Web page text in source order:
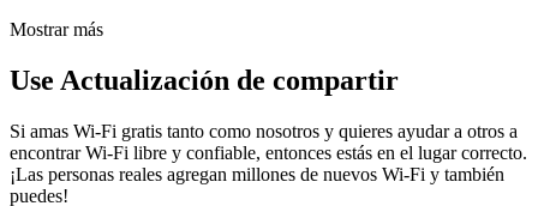
Mostrar más
Use Actualización de compartir
Si amas Wi-Fi gratis tanto como nosotros y quieres ayudar a otros a
encontrar Wi-Fi libre y confiable, entonces estás en el lugar correcto.
¡Las personas reales agregan millones de nuevos Wi-Fi y también
puedes!